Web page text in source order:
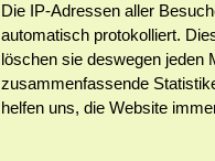
Die IP-Adressen aller
automatisch protokolliert.
löschen sie deswegen jeden
zusammenfassende
helfen uns, die Website